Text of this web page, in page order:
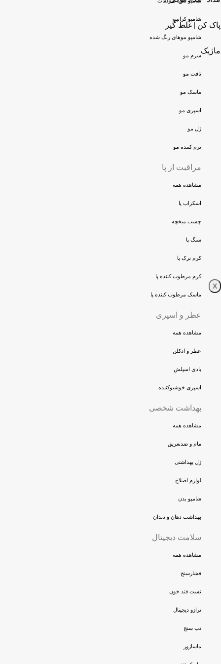
پاک کن | غلط گیر
ماژیک
X
شامپو کراتینه
شامپو موهای رنگ شده
سرم مو
تافت مو
ماسک مو
اسپری مو
ژل مو
نرم کننده مو
مراقبت از پا
مشاهده همه
اسکراب پا
چسب میخچه
سنگ پا
کرم ترک پا
کرم مرطوب کننده پا
ماسک مرطوب کننده پا
عطر و اسپری
مشاهده همه
عطر و ادکلن
بادی اسپلش
اسپری خوشبوکننده
بهداشت شخصی
مشاهده همه
مام و ضدتعریق
ژل بهداشتی
لوازم اصلاح
شامپو بدن
بهداشت دهان و دندان
سلامت دیجیتال
مشاهده همه
فشارسنج
تست قند خون
ترازو دیجیتال
تب سنج
ماساژور